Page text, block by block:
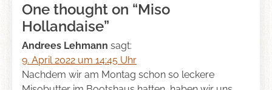
weist
mehrere
Varianten
auf.
Die
Optionen
One thought on “Miso
Hollandaise”
Andrees Lehmann sagt:
9. April 2022 um 14:45 Uhr
Nachdem wir am Montag schon so leckere